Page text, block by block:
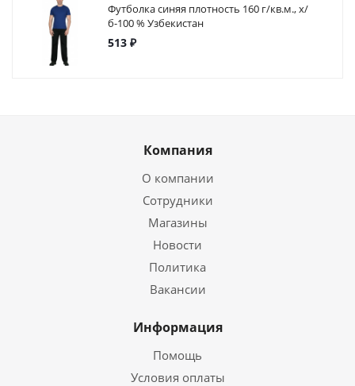
Футболка синяя плотность 160 г/кв.м., х/
б-100 % Узбекистан
513 ₽
Компания
О компании
Сотрудники
Магазины
Новости
Политика
Вакансии
Информация
Помощь
Условия оплаты